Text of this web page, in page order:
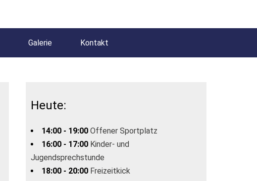
Galerie Kontakt
Heute:
14:00 - 19:00 Offener Sportplatz
16:00 - 17:00 Kinder- und
Jugendsprechstunde
18:00 - 20:00 Freizeitkick